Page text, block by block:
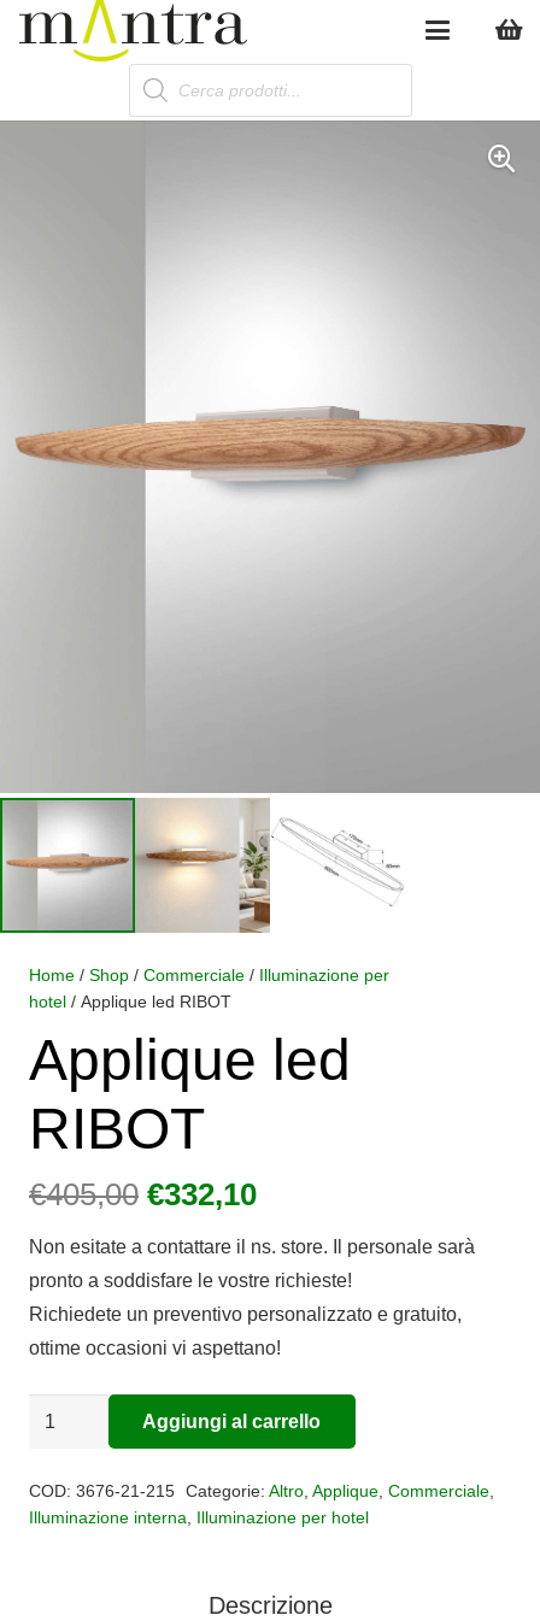
Products
search
Home / Shop / Commerciale / Illuminazione per
hotel / Applique led RIBOT
Applique led
RIBOT
€405,00 Il
originale
era:
€405,00.
€332,10Il
attuale
è:
€332,10.
Non esitate a contattare il ns. store. Il personale sarà
pronto a soddisfare le vostre richieste!
Richiedete un preventivo personalizzato e gratuito,
ottime occasioni vi aspettano!
Applique
quantità
Aggiungi al carrello
COD: 3676-21-215 Categorie: Altro, Applique, Commerciale,
Illuminazione interna
Illuminazione per hotel
Descrizione